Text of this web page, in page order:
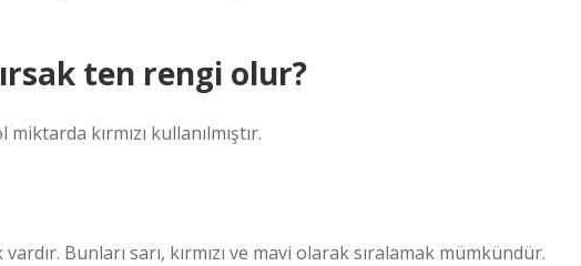
ten rengi olur?
kırmızı kullanılmıştır.
Bunları sarı, kırmızı ve mavi olarak sıralamak mümkündür.